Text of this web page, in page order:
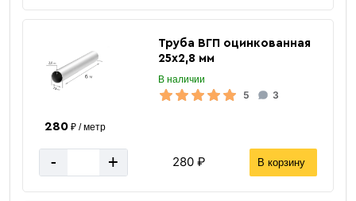
Труба ВГП оцинкованная
25х2,8 мм
В наличии
5 3
280₽ / метр
- + 280 ₽ В корзину